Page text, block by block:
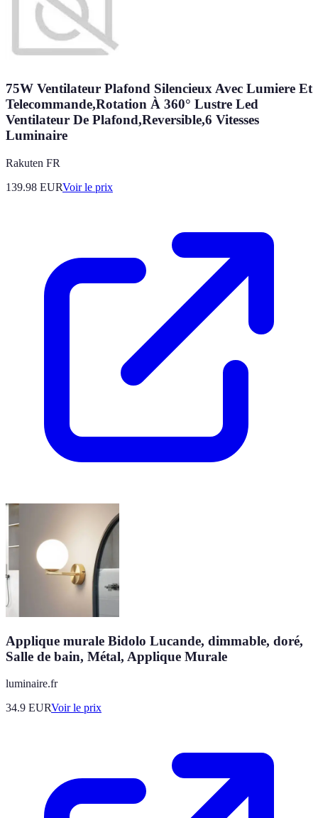
75W Ventilateur Plafond Silencieux Avec Lumiere Et
Telecommande,Rotation À 360° Lustre Led
Ventilateur De Plafond,Reversible,6 Vitesses
Luminaire
Rakuten FR
139.98 EURVoir le prix
Applique murale Bidolo Lucande, dimmable, doré,
Salle de bain, Métal, Applique Murale
luminaire.fr
34.9 EURVoir le prix